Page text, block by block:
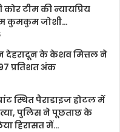
टीम की न्यायप्रिय
कुमकुम जोशी…
के केशव मित्तल ने
प्रतिशत अंक
स्थित पैराडाइज होटल में
पुलिस ने पूछताछ के
हिरासत में…